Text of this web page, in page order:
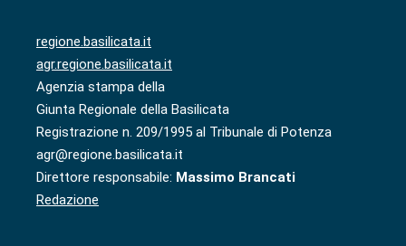
regione.basilicata.it
agr.regione.basilicata.it
Agenzia stampa della
Giunta Regionale della Basilicata
Registrazione n. 209/1995 al Tribunale di Potenza
agr@regione.basilicata.it
Direttore responsabile: Massimo Brancati
Redazione